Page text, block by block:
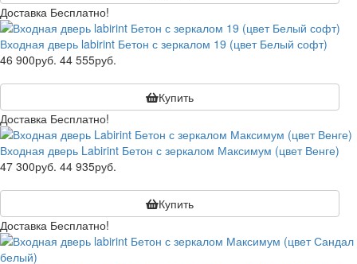
Доставка Бесплатно!
Входная дверь labirint Бетон с зеркалом 19 (цвет Белый софт)
46 900руб. 44 555руб.
Купить
Доставка Бесплатно!
Входная дверь Labirint Бетон с зеркалом Максимум (цвет Венге)
47 300руб. 44 935руб.
Купить
Доставка Бесплатно!